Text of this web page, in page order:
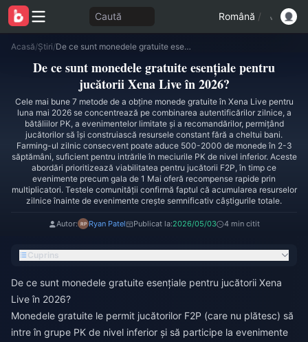
Caută Română /
Acasă/Știri/ De ce sunt monedele gratuite esențiale pentru jucătorii Xena Live în 2026?
De ce sunt monedele gratuite esențiale pentru
jucătorii Xena Live în 2026?
Cele mai bune 7 metode de a obține monede gratuite în Xena Live pentru
luna mai 2026 se concentrează pe combinarea autentificărilor zilnice, a
bătăliilor PK, a evenimentelor limitate și a recomandărilor, permițând
jucătorilor să își construiască resursele constant fără a cheltui bani.
Farming-ul zilnic consecvent poate aduce 500-2000 de monede în 2-3
săptămâni, suficient pentru intrările în meciurile PK de nivel inferior. Aceste
abordări prioritizează viabilitatea pentru jucătorii F2P, în timp ce
evenimente precum gala de 1 Mai oferă recompense rapide prin
multiplicatori. Testele comunității confirmă faptul că acumularea resurselor
zilnice înainte de evenimente crește semnificativ câștigurile totale.
Autor: Ryan Patel Publicat la:2026/05/03 4 min citit
Cuprins
De ce sunt monedele gratuite esențiale pentru jucătorii Xena
Live în 2026?
Monedele gratuite le permit jucătorilor F2P (care nu plătesc) să
intre în grupe PK de nivel inferior și să participe la evenimente